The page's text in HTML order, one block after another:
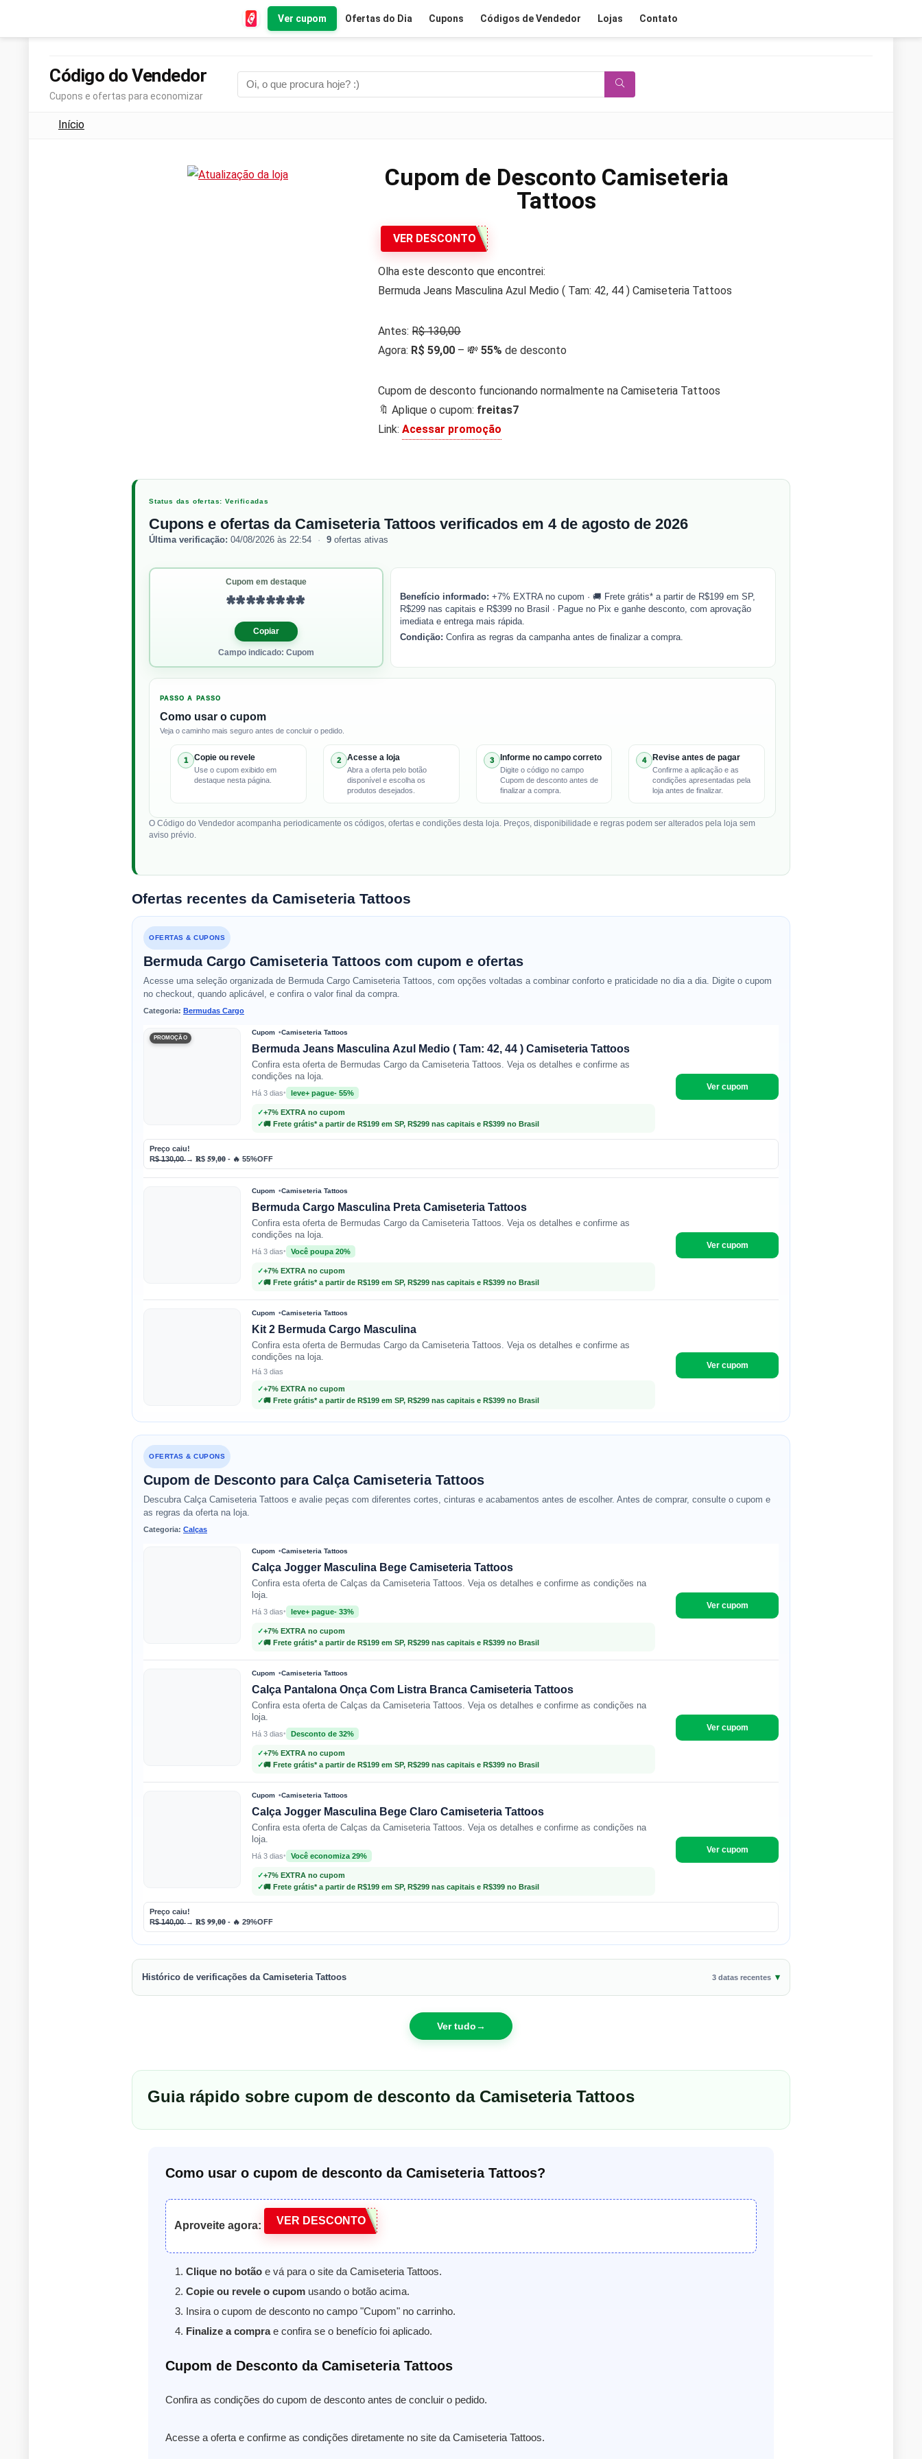
Ver cupom Ofertas do Dia Cupons Códigos de Vendedor Lojas Contato
Código do Vendedor
Cupons e ofertas para economizar
Início
Cupom de Desconto Camiseteria
Tattoos
VER DESCONTO
Olha este desconto que encontrei:
Bermuda Jeans Masculina Azul Medio ( Tam: 42, 44 ) Camiseteria Tattoos
Antes: R̶$̶ ̶1̶3̶0̶,̶0̶0̶
Agora: R$ 59,00 – 💸 55% de desconto
Cupom de desconto funcionando normalmente na Camiseteria Tattoos
🔖 Aplique o cupom: freitas7
Link: Acessar promoção
Status das ofertas: Verificadas
Cupons e ofertas da Camiseteria Tattoos verificados em 4 de agosto de 2026
Última verificação: 04/08/2026 às 22:54 · 9 ofertas ativas
Cupom em destaque
********
Copiar
Campo indicado: Cupom
Benefício informado: +7% EXTRA no cupom · 🚚 Frete grátis* a partir de R$199 em SP,
R$299 nas capitais e R$399 no Brasil · Pague no Pix e ganhe desconto, com aprovação
imediata e entrega mais rápida.
Condição: Confira as regras da campanha antes de finalizar a compra.
PASSO A PASSO
Como usar o cupom
Veja o caminho mais seguro antes de concluir o pedido.
1
Copie ou revele
Use o cupom exibido em
destaque nesta página.
2
Acesse a loja
Abra a oferta pelo botão
disponível e escolha os
produtos desejados.
3
Informe no campo correto
Digite o código no campo
Cupom de desconto antes de
finalizar a compra.
4
Revise antes de pagar
Confirme a aplicação e as
condições apresentadas pela
loja antes de finalizar.
O Código do Vendedor acompanha periodicamente os códigos, ofertas e condições desta loja. Preços, disponibilidade e regras podem ser alterados pela loja sem
aviso prévio.
Ofertas recentes da Camiseteria Tattoos
OFERTAS & CUPONS
Bermuda Cargo Camiseteria Tattoos com cupom e ofertas
Acesse uma seleção organizada de Bermuda Cargo Camiseteria Tattoos, com opções voltadas a combinar conforto e praticidade no dia a dia. Digite o cupom
no checkout, quando aplicável, e confira o valor final da compra.
Categoria: Bermudas Cargo
PROMOÇÃO
Tattoos
Cupom Camiseteria Tattoos
Bermuda Jeans Masculina Azul Medio ( Tam: 42, 44 ) Camiseteria Tattoos
Confira esta oferta de Bermudas Cargo da Camiseteria Tattoos. Veja os detalhes e confirme as
condições na loja.
Há 3 dias• leve+ pague- 55%
✓+7% EXTRA no cupom
✓🚚 Frete grátis* a partir de R$199 em SP, R$299 nas capitais e R$399 no Brasil
Ver cupom
Preço caiu!
R̶$̶ ̶1̶3̶0̶,̶0̶0̶ → 𝐑$ 𝟓𝟗,𝟎𝟎 - 🔥 55%OFF
Cupom Camiseteria Tattoos
Bermuda Cargo Masculina Preta Camiseteria Tattoos
Confira esta oferta de Bermudas Cargo da Camiseteria Tattoos. Veja os detalhes e confirme as
condições na loja.
Há 3 dias• Você poupa 20%
✓+7% EXTRA no cupom
✓🚚 Frete grátis* a partir de R$199 em SP, R$299 nas capitais e R$399 no Brasil
Ver cupom
Cupom Camiseteria Tattoos
Kit 2 Bermuda Cargo Masculina
Confira esta oferta de Bermudas Cargo da Camiseteria Tattoos. Veja os detalhes e confirme as
condições na loja.
Há 3 dias
✓+7% EXTRA no cupom
✓🚚 Frete grátis* a partir de R$199 em SP, R$299 nas capitais e R$399 no Brasil
Ver cupom
OFERTAS & CUPONS
Cupom de Desconto para Calça Camiseteria Tattoos
Descubra Calça Camiseteria Tattoos e avalie peças com diferentes cortes, cinturas e acabamentos antes de escolher. Antes de comprar, consulte o cupom e
as regras da oferta na loja.
Categoria: Calças
Cupom Camiseteria Tattoos
Calça Jogger Masculina Bege Camiseteria Tattoos
Confira esta oferta de Calças da Camiseteria Tattoos. Veja os detalhes e confirme as condições na
loja.
Há 3 dias• leve+ pague- 33%
✓+7% EXTRA no cupom
✓🚚 Frete grátis* a partir de R$199 em SP, R$299 nas capitais e R$399 no Brasil
Ver cupom
Cupom Camiseteria Tattoos
Calça Pantalona Onça Com Listra Branca Camiseteria Tattoos
Confira esta oferta de Calças da Camiseteria Tattoos. Veja os detalhes e confirme as condições na
loja.
Há 3 dias• Desconto de 32%
✓+7% EXTRA no cupom
✓🚚 Frete grátis* a partir de R$199 em SP, R$299 nas capitais e R$399 no Brasil
Ver cupom
Cupom Camiseteria Tattoos
Calça Jogger Masculina Bege Claro Camiseteria Tattoos
Confira esta oferta de Calças da Camiseteria Tattoos. Veja os detalhes e confirme as condições na
loja.
Há 3 dias• Você economiza 29%
✓+7% EXTRA no cupom
✓🚚 Frete grátis* a partir de R$199 em SP, R$299 nas capitais e R$399 no Brasil
Ver cupom
Preço caiu!
R̶$̶ ̶1̶4̶0̶,̶0̶0̶ → 𝐑$ 𝟗𝟗,𝟎𝟎 - 🔥 29%OFF
Histórico de verificações da Camiseteria Tattoos 3 datas recentes
Ver tudo→
Guia rápido sobre cupom de desconto da Camiseteria Tattoos
Como usar o cupom de desconto da Camiseteria Tattoos?
Aproveite agora: VER DESCONTO
Clique no botão e vá para o site da Camiseteria Tattoos.
Copie ou revele o cupom usando o botão acima.
Insira o cupom de desconto no campo "Cupom" no carrinho.
Finalize a comprae confira se o benefício foi aplicado.
Cupom de Desconto da Camiseteria Tattoos
Confira as condições do cupom de desconto antes de concluir o pedido.
Acesse a oferta e confirme as condições diretamente no site da Camiseteria Tattoos.